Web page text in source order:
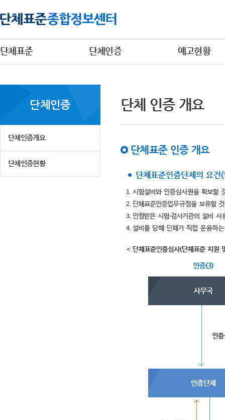
단체표준 단체인증 예고현황
단체인증
단체인증개요
단체인증현황
단체 인증 개요
단체표준 인증 개요